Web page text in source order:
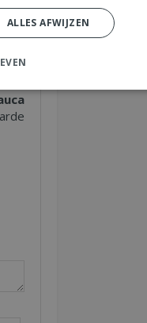
ALLES AFWIJZEN